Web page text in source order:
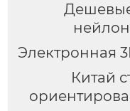
Электронная
Китай